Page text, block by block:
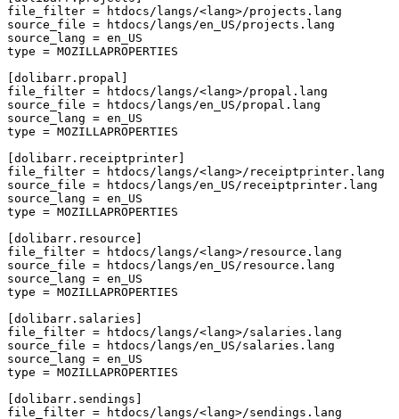
file_filter =
htdocs/langs/<lang>/projects.lang
source_file =
htdocs/langs/en_US/projects.lang
source_lang = en_US
type = MOZILLAPROPERTIES
[dolibarr.propal]
file_filter =
htdocs/langs/<lang>/propal.lang
source_file =
htdocs/langs/en_US/propal.lang
source_lang = en_US
type = MOZILLAPROPERTIES
[dolibarr.receiptprinter]
file_filter =
htdocs/langs/<lang>/receiptprinter.lang
source_file =
htdocs/langs/en_US/receiptprinter.lang
source_lang = en_US
type = MOZILLAPROPERTIES
[dolibarr.resource]
file_filter =
htdocs/langs/<lang>/resource.lang
source_file =
htdocs/langs/en_US/resource.lang
source_lang = en_US
type = MOZILLAPROPERTIES
[dolibarr.salaries]
file_filter =
htdocs/langs/<lang>/salaries.lang
source_file =
htdocs/langs/en_US/salaries.lang
source_lang = en_US
type = MOZILLAPROPERTIES
[dolibarr.sendings]
file_filter =
htdocs/langs/<lang>/sendings.lang